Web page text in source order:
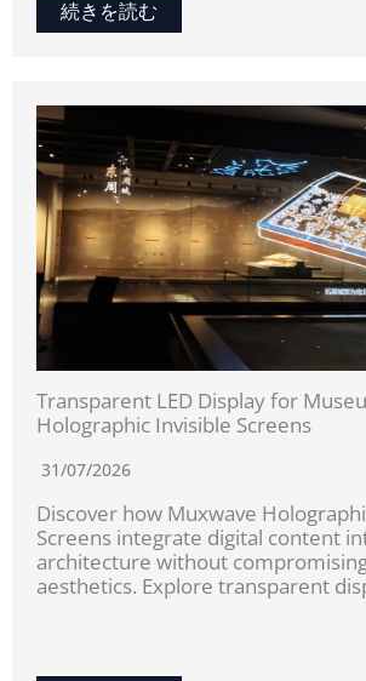
続きを読む
Transparent LED Display for
Holographic Invisible Screens
31/07/2026
Discover how Muxwave
Screens integrate digital content
architecture without
aesthetics. Explore transparent